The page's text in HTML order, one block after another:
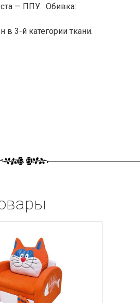
— ППУ. Обивка:
в 3-й категории ткани.